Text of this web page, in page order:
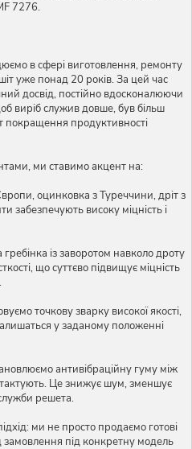
7276.
в сфері виготовлення, ремонту
уже понад 20 років. За цей час
досвід, постійно вдосконалюючи
виріб служив довше, був більш
покращення продуктивності
ми ставимо акцент на:
оцинковка з Туреччини, дріт з
забезпечують високу міцність і
із заворотом навколо дроту
що суттєво підвищує міцність
точкову зварку високої якості,
у заданому положенні
антивібраційну гуму між
Це знижує шум, зменшує
решета.
ми не просто продаємо готові
під конкретну модель